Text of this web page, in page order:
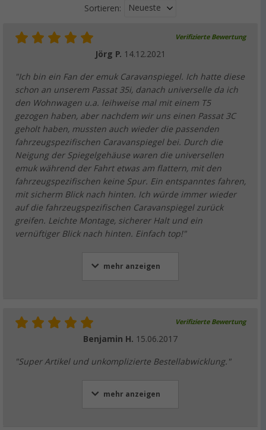
Sortieren: Neueste
Verifizierte Bewertung
Jörg P. 14.12.2021
"Ich bin ein Fan der emuk Caravanspiegel. Ich hatte diese
schon an unserem Passat 35i, danach universelle da ich
den Wohnwagen u.a. leihweise mal mit einem T5
gezogen haben, aber nachdem wir uns einen Passat 3C
geholt haben, mussten auch wieder die passenden
fahrzeugspezifischen Caravanspiegel bei. Durch die
Neigung der Spiegelgehäuse waren die universellen
emuk während der Fahrt etwas am flattern, mit den
fahrzeugspezifischen keine Spur. Ein entspanntes fahren,
mit sicherm Blick nach hinten. Ich würde immer wieder
auf die fahrzeugspezifischen Caravanspiegel zurück
greifen. Leichte Montage, sicherer Halt und ein
vernüftiger Blick nach hinten. Einfach top!"
mehr anzeigen
Verifizierte Bewertung
Benjamin H. 15.06.2017
"Super Artikel und unkomplizierte Bestellabwicklung."
mehr anzeigen